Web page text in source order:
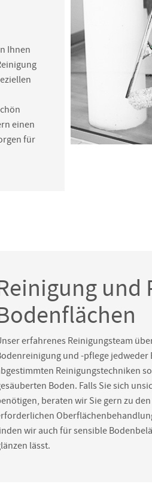
Ihnen
einen
für
und
erfahrenes Reinigungsteam
und -pflege
Reinigungstechniken
Boden. Falls Sie sich
beraten wir Sie gern zu
wir auch für sensible
lässt.